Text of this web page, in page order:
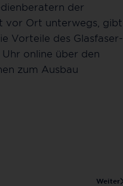
der
vor Ort unterwegs, gibt
Vorteile des Glasfaser-
online über den
zum Ausbau
Weiter